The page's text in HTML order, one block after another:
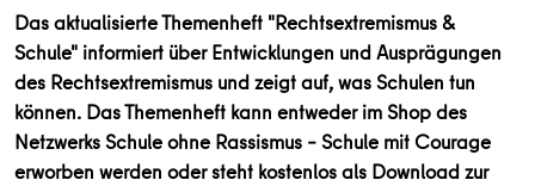
Das aktualisierte Themenheft "Rechtsextremismus &
Schule" informiert über Entwicklungen und Ausprägungen
des Rechtsextremismus und zeigt auf, was Schulen tun
können. Das Themenheft kann entweder im Shop des
Netzwerks Schule ohne Rassismus – Schule mit Courage
erworben werden oder steht kostenlos als Download zur